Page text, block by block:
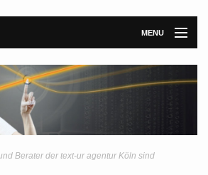
MENU
Berater der text-ur agentur Köln sind